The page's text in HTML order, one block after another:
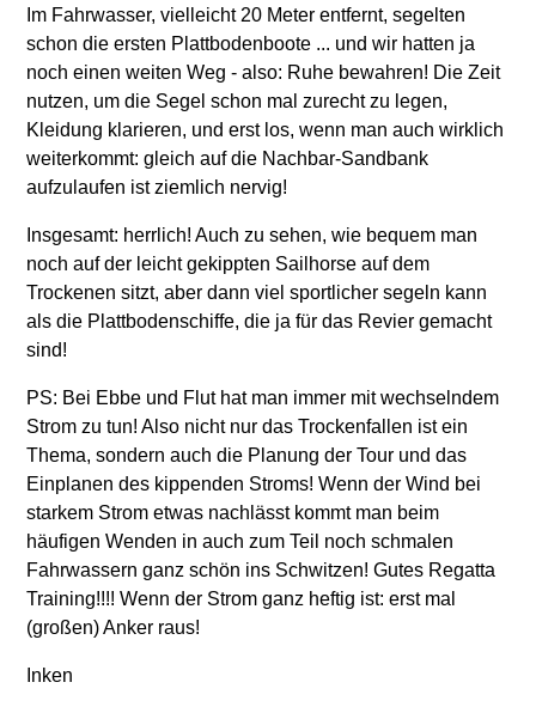
Im Fahrwasser, vielleicht 20 Meter entfernt, segelten
schon die ersten Plattbodenboote ... und wir hatten ja
noch einen weiten Weg - also: Ruhe bewahren! Die Zeit
nutzen, um die Segel schon mal zurecht zu legen,
Kleidung klarieren, und erst los, wenn man auch wirklich
weiterkommt: gleich auf die Nachbar-Sandbank
aufzulaufen ist ziemlich nervig!
Insgesamt: herrlich! Auch zu sehen, wie bequem man
noch auf der leicht gekippten Sailhorse auf dem
Trockenen sitzt, aber dann viel sportlicher segeln kann
als die Plattbodenschiffe, die ja für das Revier gemacht
sind!
PS: Bei Ebbe und Flut hat man immer mit wechselndem
Strom zu tun! Also nicht nur das Trockenfallen ist ein
Thema, sondern auch die Planung der Tour und das
Einplanen des kippenden Stroms! Wenn der Wind bei
starkem Strom etwas nachlässt kommt man beim
häufigen Wenden in auch zum Teil noch schmalen
Fahrwassern ganz schön ins Schwitzen! Gutes Regatta
Training!!!! Wenn der Strom ganz heftig ist: erst mal
(großen) Anker raus!
Inken